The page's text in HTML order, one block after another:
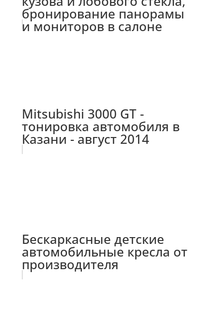
бронирование панорамы
и мониторов в салоне
Mitsubishi 3000 GT -
тонировка автомобиля в
Казани - август 2014
Бескаркасные детские
автомобильные кресла от
производителя